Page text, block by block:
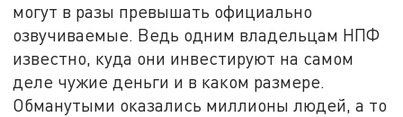
могут в разы превышать официально
озвучиваемые. Ведь одним владельцам НПФ
известно, куда они инвестируют на самом
деле чужие деньги и в каком размере.
Обманутыми оказались миллионы людей, а то